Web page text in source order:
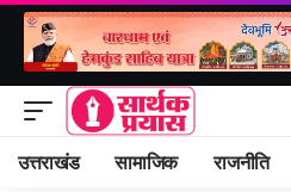
उत्तराखंड सामाजिक राजनीति